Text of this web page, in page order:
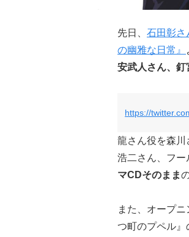
先日、 石田彰さ
の幽雅な日常』
安武人さん、
https://
龍さん役を森
浩二さん、フー
マCDそのまま
また、オープ
つ町のプペル